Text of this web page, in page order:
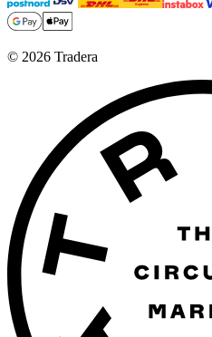
© 2026 Tradera